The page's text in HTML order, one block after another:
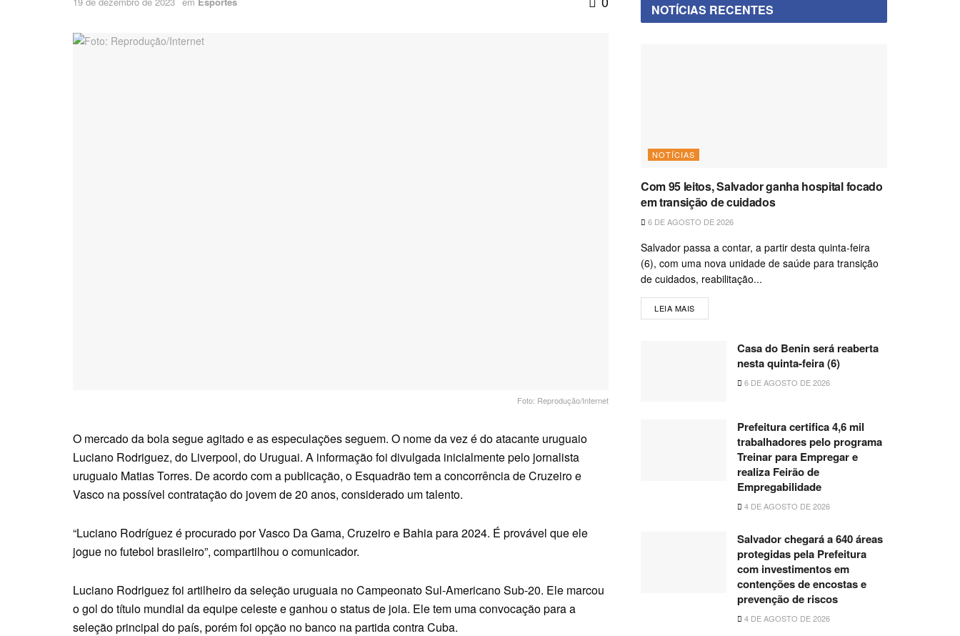
Foto: Reprodução/Internet
O mercado da bola segue agitado e as especulações seguem. O nome da vez é do atacante uruguaio
Luciano Rodriguez, do Liverpool, do Uruguai. A informação foi divulgada inicialmente pelo jornalista
uruguaio Matias Torres. De acordo com a publicação, o Esquadrão tem a concorrência de Cruzeiro e
Vasco na possível contratação do jovem de 20 anos, considerado um talento.
“Luciano Rodríguez é procurado por Vasco Da Gama, Cruzeiro e Bahia para 2024. É provável que ele
jogue no futebol brasileiro”, compartilhou o comunicador.
Luciano Rodriguez foi artilheiro da seleção uruguaia no Campeonato Sul-Americano Sub-20. Ele marcou
o gol do título mundial da equipe celeste e ganhou o status de joia. Ele tem uma convocação para a
seleção principal do país, porém foi opção no banco na partida contra Cuba.
NOTÍCIAS RECENTES
NOTÍCIAS
Com 95 leitos, Salvador ganha hospital focado
em transição de cuidados
6 DE AGOSTO DE 2026
Salvador passa a contar, a partir desta quinta-feira
(6), com uma nova unidade de saúde para transição
de cuidados, reabilitação...
LEIA MAIS
Casa do Benin será reaberta
nesta quinta-feira (6)
6 DE AGOSTO DE 2026
Prefeitura certifica 4,6 mil
trabalhadores pelo programa
Treinar para Empregar e
realiza Feirão de
Empregabilidade
4 DE AGOSTO DE 2026
Salvador chegará a 640 áreas
protegidas pela Prefeitura
com investimentos em
contenções de encostas e
prevenção de riscos
4 DE AGOSTO DE 2026